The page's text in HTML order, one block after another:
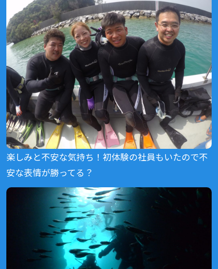
楽しみと不安な気持ち！初体験の社員もいたので不
安な表情が勝ってる？